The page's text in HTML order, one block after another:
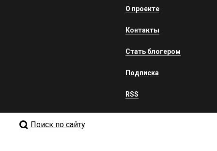
О проекте
Контакты
Стать блогером
Подписка
RSS
Поиск по сайту